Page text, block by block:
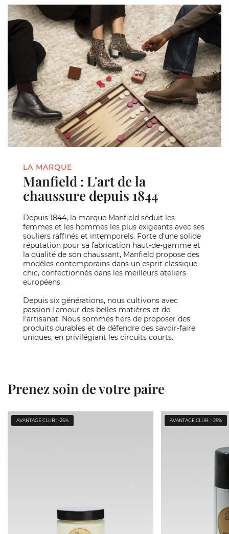
LA MARQUE
Manfield : L'art de la
chaussure depuis 1844
Depuis 1844, la marque Manfield séduit les
femmes et les hommes les plus exigeants avec ses
souliers raffinés et intemporels. Forte d'une solide
réputation pour sa fabrication haut-de-gamme et
la qualité de son chaussant, Manfield propose des
modèles contemporains dans un esprit classique
chic, confectionnés dans les meilleurs ateliers
européens.
Depuis six générations, nous cultivons avec
passion l'amour des belles matières et de
l'artisanat. Nous sommes fiers de proposer des
produits durables et de défendre des savoir-faire
uniques, en privilégiant les circuits courts.
Prenez soin de votre paire
AVANTAGE CLUB : -25% AVANTAGE CLUB : -25%